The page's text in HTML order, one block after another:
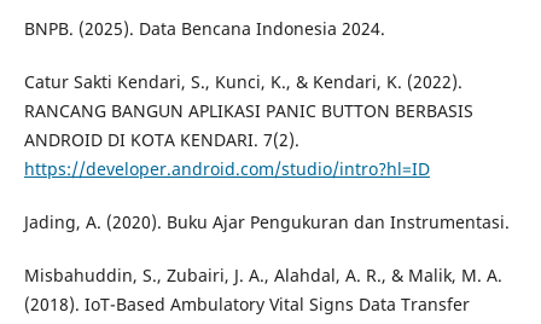
BNPB. (2025). Data Bencana Indonesia 2024.
Catur Sakti Kendari, S., Kunci, K., & Kendari, K. (2022).
RANCANG BANGUN APLIKASI PANIC BUTTON BERBASIS
ANDROID DI KOTA KENDARI. 7(2).
https://developer.android.com/studio/intro?hl=ID
Jading, A. (2020). Buku Ajar Pengukuran dan Instrumentasi.
Misbahuddin, S., Zubairi, J. A., Alahdal, A. R., & Malik, M. A.
(2018). IoT-Based Ambulatory Vital Signs Data Transfer